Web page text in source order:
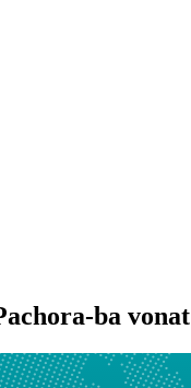
ba vonat